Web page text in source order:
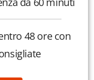
48 ore con